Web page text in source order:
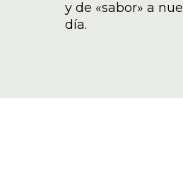
y de «sabor» a
día.